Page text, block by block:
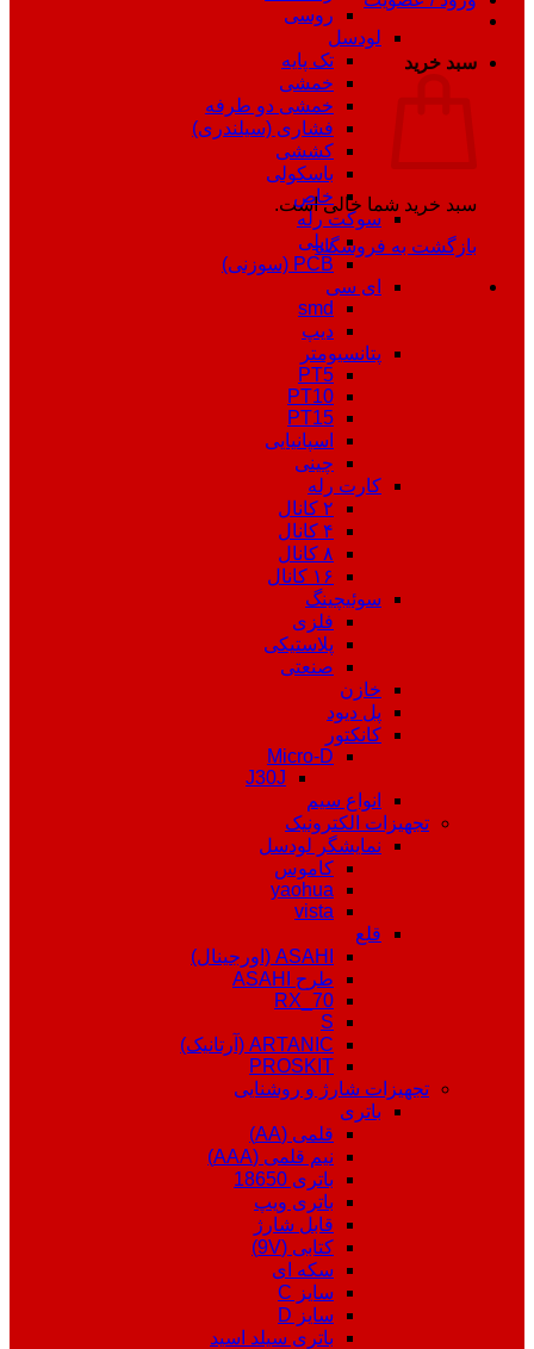
سبد خرید
سبد خرید شما خالی است.
بازگشت به فروشگاه
روسی
لودسل
تک پایه
خمشی
خمشی دو طرفه
فشاری (سیلندری)
کششی
باسکولی
خاص
سوکت رله
ریلی
PCB (سوزنی)
ای سی
smd
دیپ
پتانسیومتر
PT5
PT10
PT15
اسپانیایی
چینی
کارت رله
۲ کانال
۴ کانال
۸ کانال
۱۶ کانال
سوئیچینگ
فلزی
پلاستیکی
صنعتی
خازن
پل دیود
کانکتور
Micro-D
J30J
انواع سیم
تجهیزات الکترونیک
نمایشگر لودسل
کاموس
yaohua
vista
قلع
ASAHI (اورجینال)
طرح ASAHI
RX_70
S
ARTANIC (آرتانیک)
PROSKIT
تجهیزات شارژ و روشنایی
باتری
قلمی (AA)
نیم قلمی (AAA)
باتری 18650
باتری ویپ
قابل شارژ
کتابی (9V)
سکه ای
سایز C
سایز D
باتری سیلد اسید